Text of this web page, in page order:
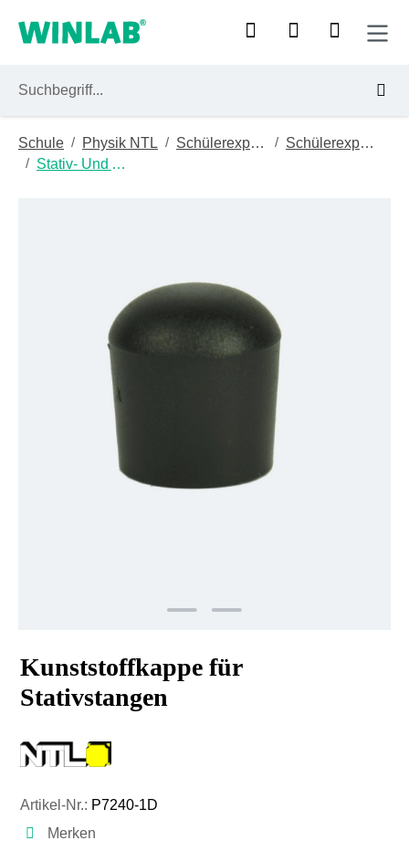
Zum Hauptinhalt springen
Schule / Physik NTL / Schülerexperimentiergeräte /
Schülerexperimentiermodul (sem)
/
Stativ- Und Aufbaumaterial
Kunststoffkappe für
Stativstangen
Artikel-Nr.: P7240-1D
Merken